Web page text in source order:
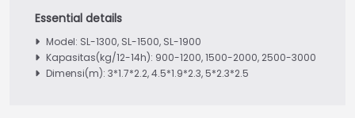
Model: SL-1300, SL-1500, SL-1900
Kapasitas(kg/12-14h): 900-1200, 1500-2000, 2500-3000
Dimensi(m): 3*1.7*2.2, 4.5*1.9*2.3, 5*2.3*2.5